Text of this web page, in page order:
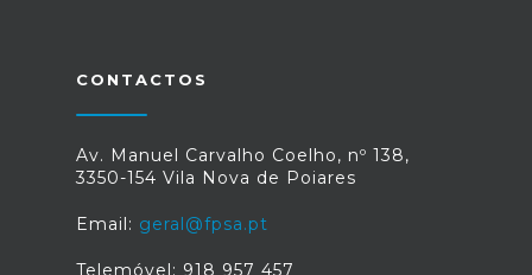
CONTACTOS
Av. Manuel Carvalho Coelho, nº 138,
3350-154 Vila Nova de Poiares
Email: geral@fpsa.pt
Telemóvel: 918 957 457